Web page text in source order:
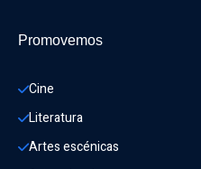
Promovemos
Cine
Literatura
Artes escénicas